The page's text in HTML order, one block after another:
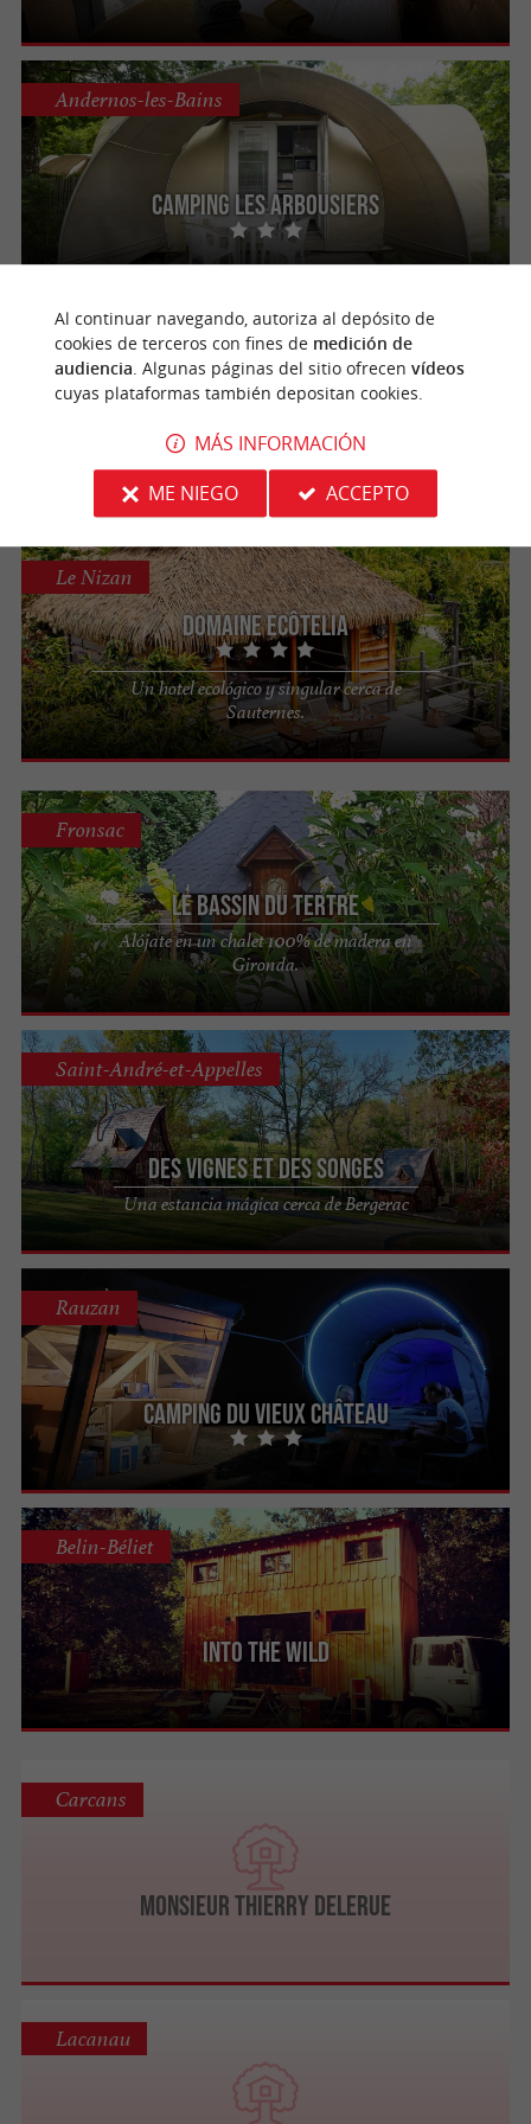
Camping Les Arbousiers
Andernos-les-Bains
La Cabane Insolite
Una escapada en el corazón de los viñedos
de Saint-Émilion.
Saint-Émilion
Domaine EcÔtelia
Un hotel ecológico y singular cerca de
Sauternes.
Le Nizan
Le Bassin du Tertre
Alójate en un chalet 100% de madera en
Gironda.
Fronsac
Des Vignes et des Songes
Una estancia mágica cerca de Bergerac
Saint-André-et-Appelles
Camping du Vieux Château
Rauzan
Into the Wild
Belin-Béliet
Monsieur Thierry DELERUE
Carcans
Lacanau
Al continuar navegando, autoriza al depósito de
cookies de terceros con fines de medición de
audiencia. Algunas páginas del sitio ofrecen vídeos
cuyas plataformas también depositan cookies.
MÁS INFORMACIÓN
ME NIEGO
ACCEPTO